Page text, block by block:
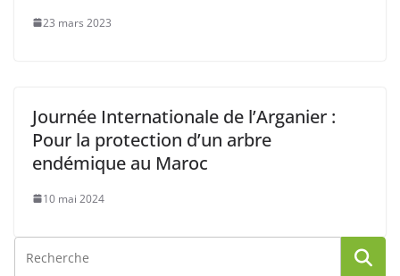
23 mars 2023
Journée Internationale de l’Arganier :
Pour la protection d’un arbre
endémique au Maroc
10 mai 2024